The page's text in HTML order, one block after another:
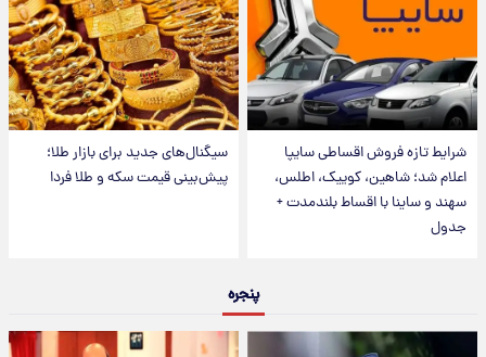
شرایط تازه فروش اقساطی سایپا
اعلام شد؛ شاهین، کوییک، اطلس،
سهند و ساینا با اقساط بلندمدت +
جدول
سیگنال‌های جدید برای بازار طلا؛
پیش‌بینی قیمت سکه و طلا فردا
پنجره